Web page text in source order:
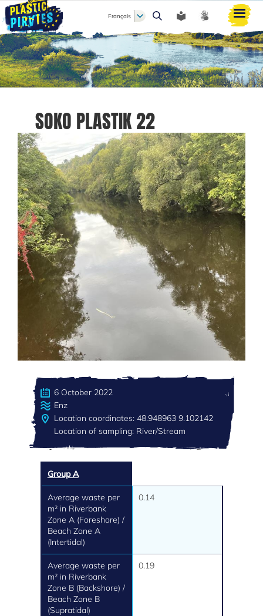
Rechercher
Français
SOKO PLASTIK 22
6 October 2022
Enz
Location coordinates: 48.948963 9.102142
Location of sampling: River/Stream
Group A
Average waste per
m² in Riverbank
Zone A (Foreshore) /
Beach Zone A
(Intertidal)
0.14
Average waste per
m² in Riverbank
Zone B (Backshore) /
Beach Zone B
(Supratidal)
0.19